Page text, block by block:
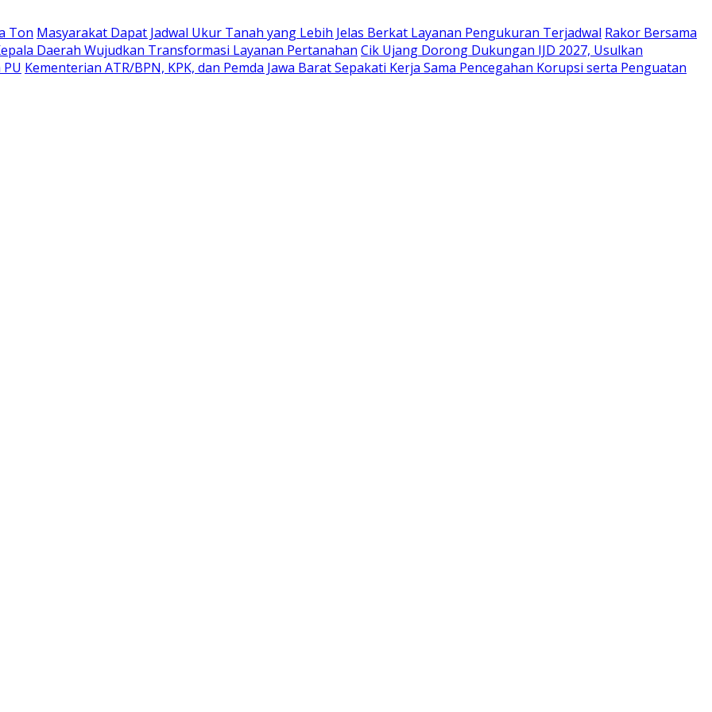
Ton Masyarakat Dapat Jadwal Ukur Tanah yang Lebih Jelas Berkat Layanan Pengukuran Terjadwal Rakor Bersama
Daerah Wujudkan Transformasi Layanan Pertanahan Cik Ujang Dorong Dukungan IJD 2027, Usulkan
Kementerian ATR/BPN, KPK, dan Pemda Jawa Barat Sepakati Kerja Sama Pencegahan Korupsi serta Penguatan